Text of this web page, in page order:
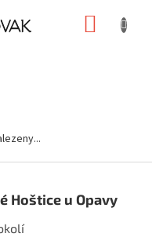
Hoštice u Opavy